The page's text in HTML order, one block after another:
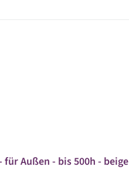
für Außen - bis 500h - beige